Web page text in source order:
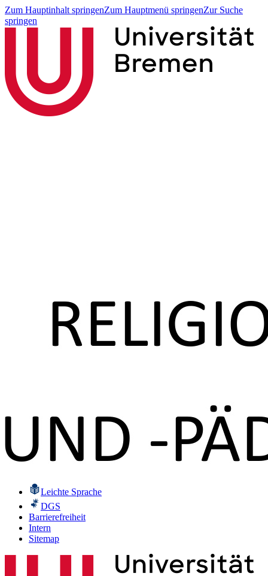
Zum Hauptinhalt springenZum Hauptmenü springenZur Suche
springen
Leichte Sprache
DGS
Barrierefreiheit
Intern
Sitemap